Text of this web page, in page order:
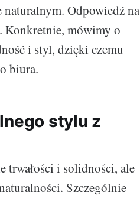
naturalnym. Odpowiedź na
Konkretnie, mówimy o
i styl, dzięki czemu
biura.
stylu z
trwałości i solidności, ale
Szczególnie